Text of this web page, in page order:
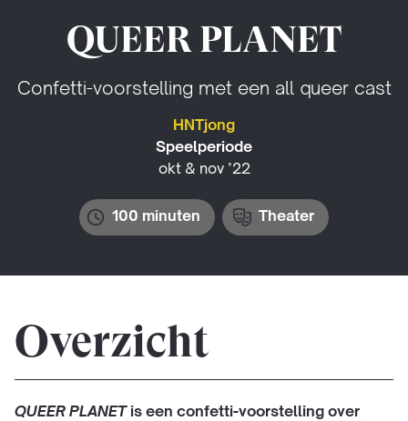
QUEER PLANET
Confetti-voorstelling met een all queer cast
HNTjong
Speelperiode
okt & nov ’22
100 minuten Theater
Overzicht
QUEER PLANET is een confetti-voorstelling over